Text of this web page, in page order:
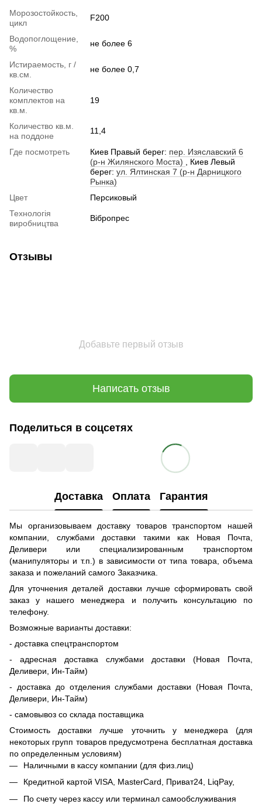
Морозостойкость,
цикл
F200
Водопоглощение,
%
не более 6
Истираемость, г /
кв.см.
не более 0,7
Количество
комплектов на
кв.м.
19
Количество кв.м.
на поддоне
11,4
Где посмотреть Киев Правый берег: пер. Изяславский 6
(р-н Жилянского Моста)
, Киев Левый
берег: ул. Ялтинская 7 (р-н Дарницкого
Рынка)
Цвет
Персиковый
Технологія
виробництва
Вібропрес
Отзывы
Добавьте первый отзыв
Написать отзыв
Поделиться в соцсетях
Доставка Оплата Гарантия
Мы организовываем доставку товаров транспортом нашей
компании, службами доставки такими как Новая Почта,
Деливери или специализированным транспортом
(манипуляторы и т.п.) в зависимости от типа товара, объема
заказа и пожеланий самого Заказчика.
Для уточнения деталей доставки лучше сформировать свой
заказ у нашего менеджера и получить консультацию по
телефону.
Возможные варианты доставки:
- доставка спецтранспортом
- адресная доставка службами доставки (Новая Почта,
Деливери, Ин-Тайм)
- доставка до отделения службами доставки (Новая Почта,
Деливери, Ин-Тайм)
- самовывоз со склада поставщика
Стоимость доставки лучше уточнить у менеджера (для
некоторых групп товаров предусмотрена бесплатная доставка
по определенным условиям)
Наличными в кассу компании (для физ.лиц)
Кредитной картой VISA, MasterCard, Приват24, LiqPay,
По счету через кассу или терминал самообслуживания